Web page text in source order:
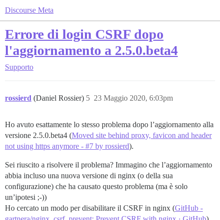
Discourse Meta
Errore di login CSRF dopo
l'aggiornamento a 2.5.0.beta4
Supporto
rossierd (Daniel Rossier) 23 Maggio 2020, 6:03pm
5
Ho avuto esattamente lo stesso problema dopo l’aggiornamento alla
versione 2.5.0.beta4 (Moved site behind proxy, favicon and header
not using https anymore - #7 by rossierd).
Sei riuscito a risolvere il problema? Immagino che l’aggiornamento
abbia incluso una nuova versione di nginx (o della sua
configurazione) che ha causato questo problema (ma è solo
un’ipotesi ;-))
Ho cercato un modo per disabilitare il CSRF in nginx (GitHub -